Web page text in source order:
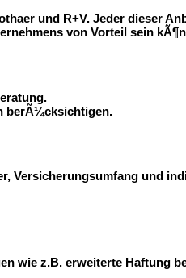
und R+V. Jeder dieser
von Vorteil sein
berÃ¼cksichtigen.
Versicherungsumfang und
wie z.B. erweiterte Haftung